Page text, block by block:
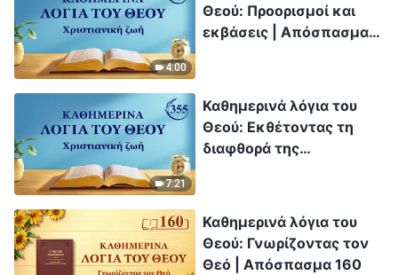
4:00
Θεού: Προορισμοί και
εκβάσεις | Απόσπασμα
7:21
Καθημερινά λόγια του
Θεού: Εκθέτοντας τη
διαφθορά της
Καθημερινά λόγια του
Θεού: Γνωρίζοντας τον
Θεό | Απόσπασμα 160